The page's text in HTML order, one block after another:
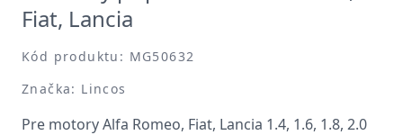
Fiat, Lancia
Kód produktu: MG50632
Značka: Lincos
Pre motory Alfa Romeo, Fiat, Lancia 1.4, 1.6, 1.8, 2.0